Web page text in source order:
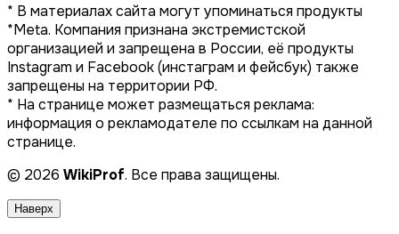
* В материалах сайта могут упоминаться продукты
*Meta. Компания признана экстремистской
организацией и запрещена в России, её продукты
Instagram и Facebook (инстаграм и фейсбук) также
запрещены на территории РФ.
* На странице может размещаться реклама:
информация о рекламодателе по ссылкам на данной
странице.
© 2026 WikiProf. Все права защищены.
Наверх